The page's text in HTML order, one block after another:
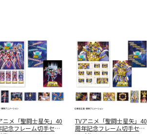
ニメ「聖闘士星矢」40
記念フレーム切手セッ
青
TVアニメ「聖闘士星矢」40
周年記念フレーム切手セッ
ト（黄